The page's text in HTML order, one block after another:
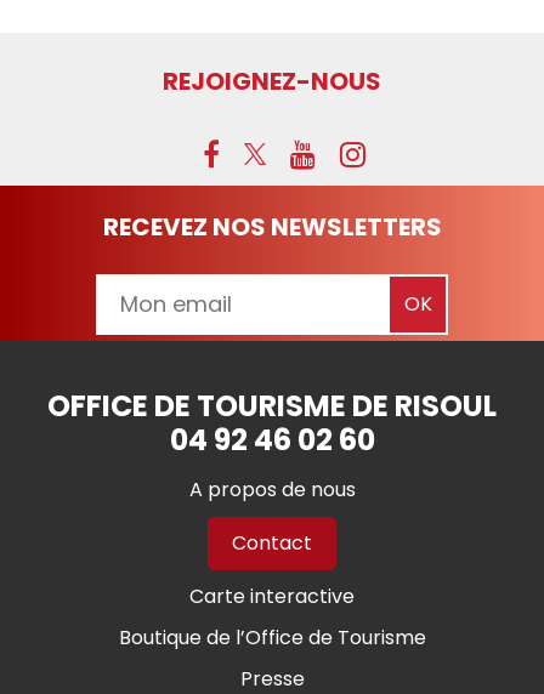
REJOIGNEZ-NOUS
RECEVEZ NOS NEWSLETTERS
OFFICE DE TOURISME DE RISOUL
04 92 46 02 60
A propos de nous
Contact
Carte interactive
Boutique de l’Office de Tourisme
Presse